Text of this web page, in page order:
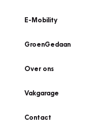
E-Mobility
GroenGedaan
Over ons
Vakgarage
Contact